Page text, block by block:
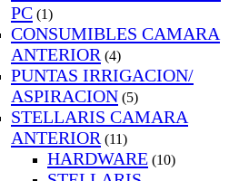
PC (1)
CONSUMIBLES CAMARA
ANTERIOR (4)
PUNTAS IRRIGACION/
ASPIRACION (5)
STELLARIS CAMARA
ANTERIOR (11)
HARDWARE (10)